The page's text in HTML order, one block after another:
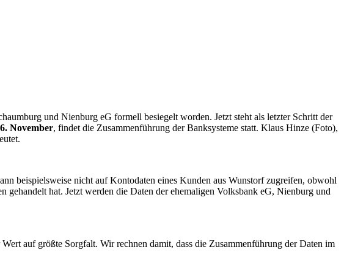
und Nienburg eG formell besiegelt worden. Jetzt steht als letzter Schritt der
November, findet die Zusammenführung der Banksysteme statt. Klaus Hinze (Foto),
beispielsweise nicht auf Kontodaten eines Kunden aus Wunstorf zugreifen, obwohl
hat. Jetzt werden die Daten der ehemaligen Volksbank eG, Nienburg und
auf größte Sorgfalt. Wir rechnen damit, dass die Zusammenführung der Daten im